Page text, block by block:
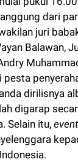
dari
juri
Balawan,
dirilisnya
digarap
Selain itu,event